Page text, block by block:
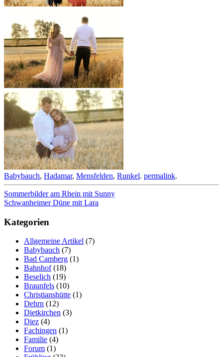
Babybauch, Hadamar, Mensfelden, Runkel. permalink.
Beitragsnavigation
Sommerbilder am Rhein mit Sunny
Schwanheimer Düne mit Lara
Kategorien
Allgemeine Artikel (7)
Babybauch (7)
Bad Camberg (1)
Bahnhof(18)
Beselich (19)
Braunfels (10)
Christianshütte (1)
Dehrn (12)
Dietkirchen (3)
Diez (4)
Fachingen (1)
Familie (4)
Forum (1)